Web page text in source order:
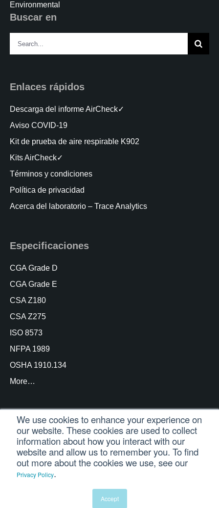
We use cookies to enhance your experience on
our website. These cookies are used to collect
information about how you interact with our
website and allow us to remember you. To find
out more about the cookies we use, see our
Privacy Policy.
Accept
Environmental
Buscar en
Search
for:
Enlaces rápidos
Descarga del informe AirCheck✓
Aviso COVID-19
Kit de prueba de aire respirable K902
Kits AirCheck✓
Términos y condiciones
Política de privacidad
Acerca del laboratorio – Trace Analytics
Especificaciones
CGA Grade D
CGA Grade E
CSA Z180
CSA Z275
ISO 8573
NFPA 1989
OSHA 1910.134
More…
© Copyright Trace Analytics, LLC 2021 |Inicio de
sesión del cliente| Reservados todos los derechos
Português
Portugués, Brasil